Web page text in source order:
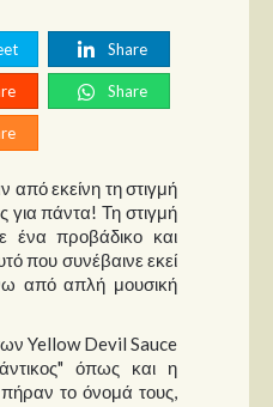
Share
Share
εκείνη τη στιγμή
για πάντα! Τη στιγμή
ένα προβάδικο και
που συνέβαινε εκεί
από απλή μουσική
Yellow Devil Sauce
όπως και η
το όνομά τους,